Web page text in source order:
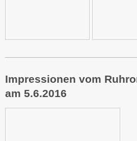
Impressionen vom
am 5.6.2016